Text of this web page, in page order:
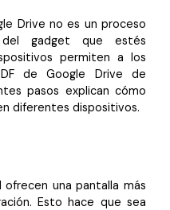
Drive no es un proceso
del gadget que estés
permiten a los
de Google Drive de
pasos explican cómo
diferentes dispositivos.
una pantalla más
Esto hace que sea